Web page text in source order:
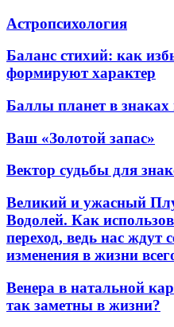
Астропсихология
Баланс стихий: как
формируют характер
Баллы планет в знаках
Ваш «Золотой запас»
Вектор судьбы для
Великий и ужасный
Водолей. Как
переход, ведь нас ждут
изменения в жизни
Венера в натальной
так заметны в жизни?